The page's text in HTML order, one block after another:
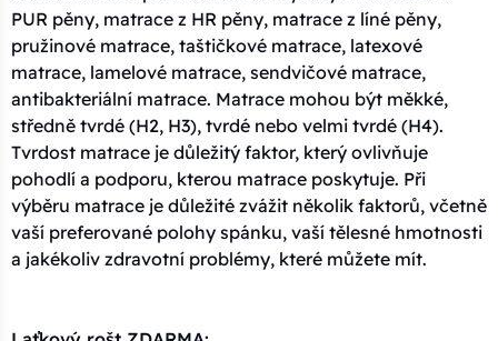
PUR pěny, matrace z HR pěny, matrace z líné pěny,
pružinové matrace, taštičkové matrace, latexové
matrace, lamelové matrace, sendvičové matrace,
antibakteriální matrace. Matrace mohou být měkké,
středně tvrdé (H2, H3), tvrdé nebo velmi tvrdé (H4).
Tvrdost matrace je důležitý faktor, který ovlivňuje
pohodlí a podporu, kterou matrace poskytuje. Při
výběru matrace je důležité zvážit několik faktorů, včetně
vaší preferované polohy spánku, vaší tělesné hmotnosti
a jakékoliv zdravotní problémy, které můžete mít.